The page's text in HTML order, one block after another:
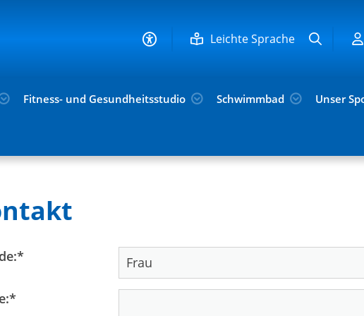
Leichte Sprache
Fitness- und Gesundheitsstudio Schwimmbad Unser
*
*